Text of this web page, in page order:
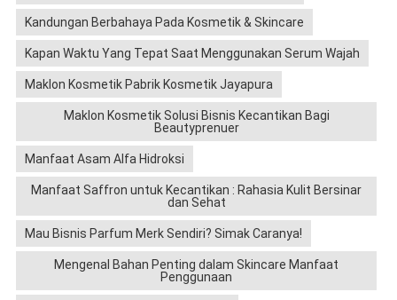
Kandungan Berbahaya Pada Kosmetik & Skincare
Kapan Waktu Yang Tepat Saat Menggunakan Serum Wajah
Maklon Kosmetik Pabrik Kosmetik Jayapura
Maklon Kosmetik Solusi Bisnis Kecantikan Bagi
Beautyprenuer
Manfaat Asam Alfa Hidroksi
Manfaat Saffron untuk Kecantikan : Rahasia Kulit Bersinar
dan Sehat
Mau Bisnis Parfum Merk Sendiri? Simak Caranya!
Mengenal Bahan Penting dalam Skincare Manfaat
Penggunaan